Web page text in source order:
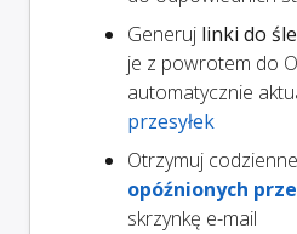
Generuj linki do
je z powrotem do
automatycznie
przesyłek
Otrzymuj
opóźnionych
skrzynkę e-mail